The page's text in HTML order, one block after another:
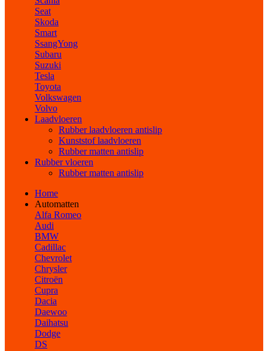
Seat
Skoda
Smart
SsangYong
Subaru
Suzuki
Tesla
Toyota
Volkswagen
Volvo
Laadvloeren
Rubber laadvloeren antislip
Kunststof laadvloeren
Rubber matten antislip
Rubber vloeren
Rubber matten antislip
Home
Automatten
Alfa Romeo
Audi
BMW
Cadillac
Chevrolet
Chrysler
Citroën
Cupra
Dacia
Daewoo
Daihatsu
Dodge
DS